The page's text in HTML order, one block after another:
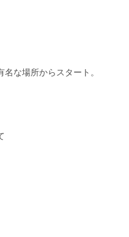
な場所からスタート。